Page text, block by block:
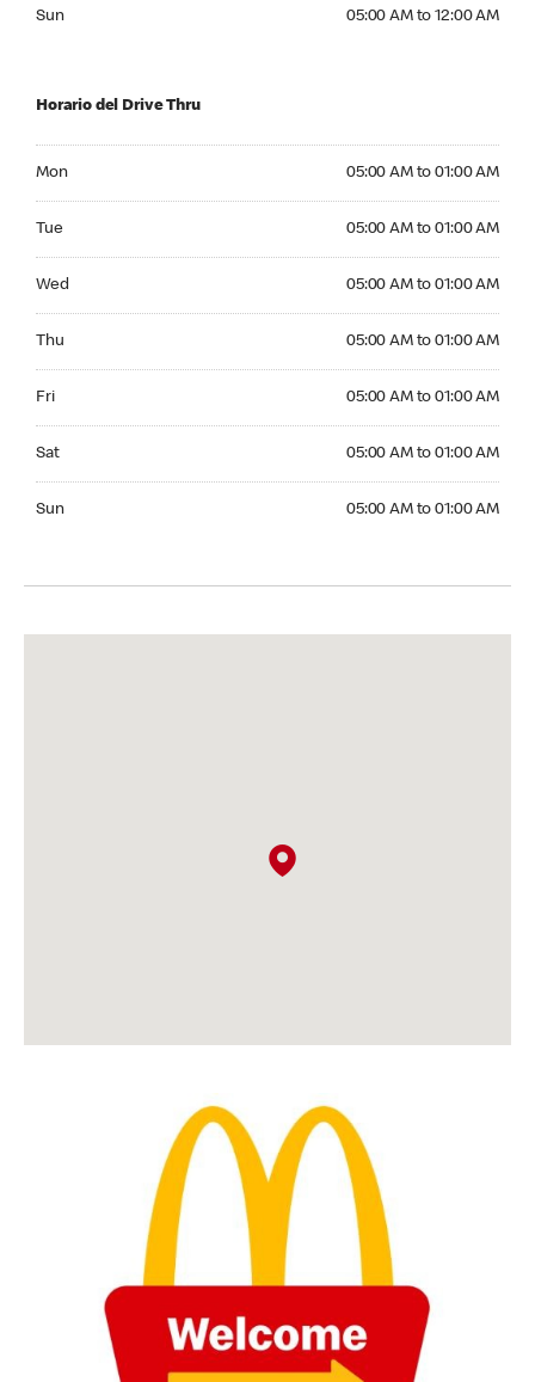
Sun 05:00 AM to 12:00 AM
Horario del Drive Thru
Mon 05:00 AM to 01:00 AM
Tue 05:00 AM to 01:00 AM
Wed 05:00 AM to 01:00 AM
Thu 05:00 AM to 01:00 AM
Fri 05:00 AM to 01:00 AM
Sat 05:00 AM to 01:00 AM
Sun 05:00 AM to 01:00 AM